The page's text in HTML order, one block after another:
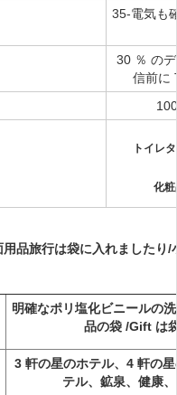
35-電気も
30 ％ の
信前に
トイレ
化
品旅行は袋に入れましたり/
明確なポリ塩化ビニールの
品の袋 /Gift は
3 軒の星のホテル、4 軒の
テル、鉱泉、健康